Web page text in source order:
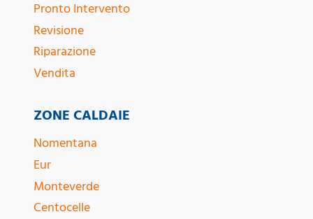
Pronto Intervento
Revisione
Riparazione
Vendita
ZONE CALDAIE
Nomentana
Eur
Monteverde
Centocelle